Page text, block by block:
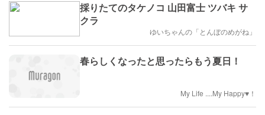
採りたてのタケノコ 山田富士 ツバキ サ
クラ
ゆいちゃんの「とんぼのめがね」
春らしくなったと思ったらもう夏日！
My Life ....My Happy♥！